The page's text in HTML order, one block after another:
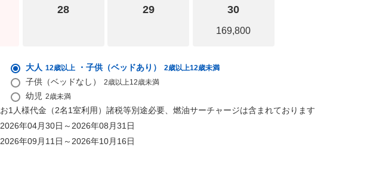
28 29 30
169,800
大人 12歳以上 ・子供（ベッドあり） 2歳以上12歳未満
子供（ベッドなし） 2歳以上12歳未満
幼児 2歳未満
お1人様代金（2名1室利用）諸税等別途必要、燃油サーチャージは含まれております
2026年04月30日～2026年08月31日
2026年09月11日～2026年10月16日